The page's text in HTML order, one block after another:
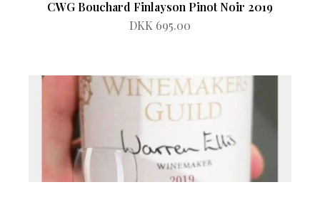
CWG Bouchard Finlayson Pinot Noir 2019
DKK 695.00